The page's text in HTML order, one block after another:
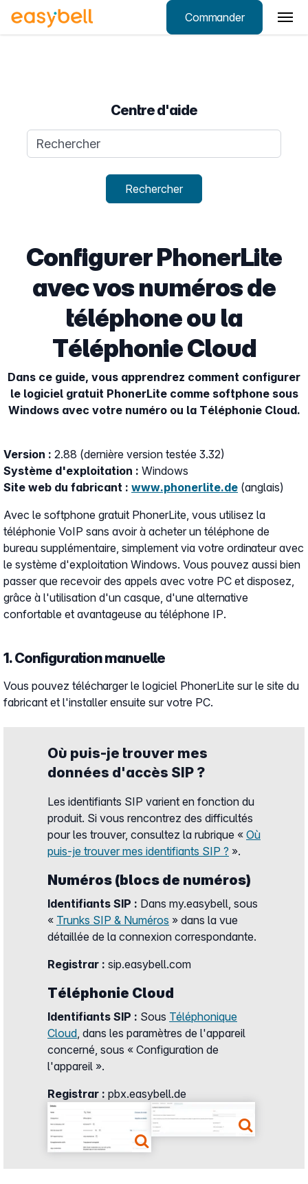
Commander
Centre d'aide
Requête de recherche
Rechercher
Configurer PhonerLite
avec vos numéros de
téléphone ou la
Téléphonie Cloud
Dans ce guide, vous apprendrez comment configurer
le logiciel gratuit PhonerLite comme softphone sous
Windows avec votre numéro ou la Téléphonie Cloud.
Version : 2.88 (dernière version testée 3.32)
Système d'exploitation : Windows
Site web du fabricant : www.phonerlite.de (anglais)
Avec le softphone gratuit PhonerLite, vous utilisez la
téléphonie VoIP sans avoir à acheter un téléphone de
bureau supplémentaire, simplement via votre ordinateur avec
le système d'exploitation Windows. Vous pouvez aussi bien
passer que recevoir des appels avec votre PC et disposez,
grâce à l'utilisation d'un casque, d'une alternative
confortable et avantageuse au téléphone IP.
1. Configuration manuelle
Vous pouvez télécharger le logiciel PhonerLite sur le site du
fabricant et l'installer ensuite sur votre PC.
Où puis-je trouver mes
données d'accès SIP ?
Show larger version Show larger version
Les identifiants SIP varient en fonction du
produit. Si vous rencontrez des difficultés
pour les trouver, consultez la rubrique « Où
puis-je trouver mes identifiants SIP ? ».
Numéros (blocs de numéros)
Identifiants SIP : Dans my.easybell, sous
« Trunks SIP & Numéros » dans la vue
détaillée de la connexion correspondante.
Registrar : sip.easybell.com
Téléphonie Cloud
Identifiants SIP : Sous Téléphonique
Cloud, dans les paramètres de l'appareil
concerné, sous « Configuration de
l'appareil ».
Registrar : pbx.easybell.de